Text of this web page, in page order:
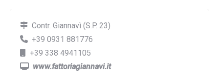
Contr. Giannavì (S.P. 23)
+39 0931 881776
+39 338 4941105
www.fattoriagiannavi.it